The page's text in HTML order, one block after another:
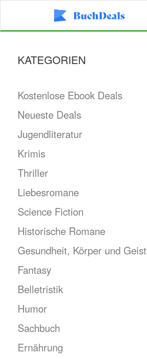
KATEGORIEN
Kostenlose Ebook Deals
Neueste Deals
Jugendliteratur
Krimis
Thriller
Liebesromane
Science Fiction
Historische Romane
Gesundheit, Körper und Geist
Fantasy
Belletristik
Humor
Sachbuch
Ernährung